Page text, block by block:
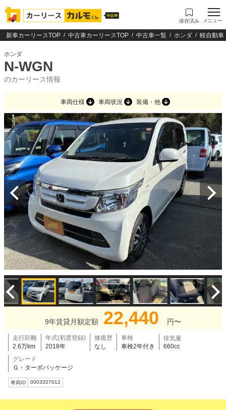
保存済み メニュー
新車カーリースTOP 中古車カーリースTOP 中古車一覧 ホンダ 軽自動車
ホンダ
N-WGN
のカーリース情報
車両仕様 車両状況 装備・他
9年賃貸月額定額 22,440 円〜
走行距離
2.6万km
年式(初度登録)
2018年
修復歴
なし
車検
車検2年付き
排気量
660cc
グレード
Ｇ・ターボパッケージ
車両ID 0003327012